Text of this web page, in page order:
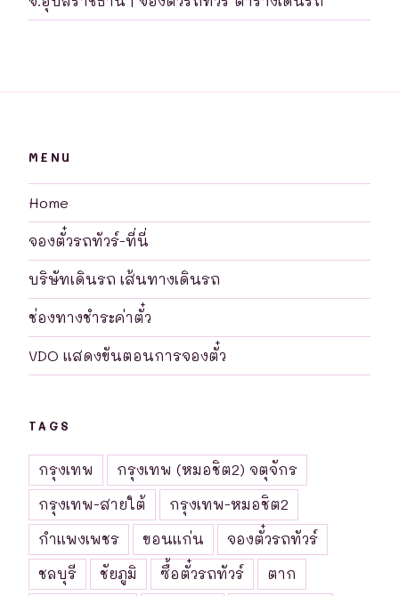
MENU
Home
จองตั๋วรถทัวร์-ที่นี่
บริษัทเดินรถ เส้นทางเดินรถ
ช่องทางชำระค่าตั๋ว
VDO แสดงขันตอนการจองตั๋ว
TAGS
กรุงเทพ
กรุงเทพ (หมอชิต2) จตุจักร
กรุงเทพ-สายใต้
กรุงเทพ-หมอชิต2
กำแพงเพชร
ขอนแก่น
จองตั๋วรถทัวร์
ชลบุรี
ชัยภูมิ ซื้อตั๋วรถทัวร์
ตาก